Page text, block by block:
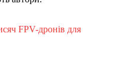
FPV-дронів для